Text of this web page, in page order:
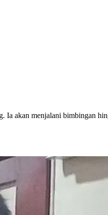
Ia akan menjalani bimbingan